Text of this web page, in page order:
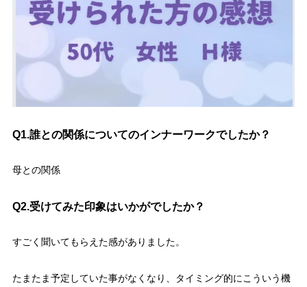
Q1.誰との関係についてのインナーワークでしたか？
母との関係
Q2.受けてみた印象はいかがでしたか？
すごく聞いてもらえた感がありました。
たまたま予定していた事がなくなり、タイミング的にこういう機